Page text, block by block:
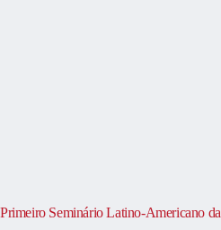
Primeiro Seminário Latino-Americano